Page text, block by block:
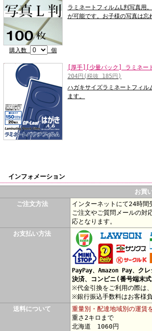
購入数 個
ラミネートフィルムL判写真用
が可能です。お子様の写真は忘
[厚手][少量パック] ラミネー
204円(税抜 185円)
ハガキサイズラミネートフィル
ます。
インフォメーション
お買
ご注文方法
インターネットにて24時間
ご注文やご質問メールの対
応となります。
お支払い方法
PayPay、Amazon Pay、 ク
決済、コンビニ(番号端末
※代金引換をご利用の際は
※銀行振込手数料はお客様
送料について
重量別・配達地域別の運賃
重さ2キロまで
北海道 1060円